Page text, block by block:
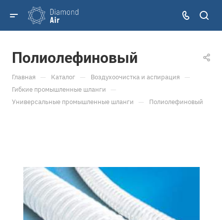
Полиолефиновый
Главная — Каталог — Воздухоочистка и аспирация —
Гибкие промышленные шланги —
Универсальные промышленные шланги — Полиолефиновый